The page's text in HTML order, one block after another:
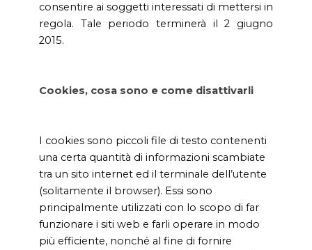
consentire ai soggetti interessati di mettersi in
regola. Tale periodo terminerà il 2 giugno
2015.
Cookies, cosa sono e come disattivarli
I cookies sono piccoli file di testo contenenti
una certa quantità di informazioni scambiate
tra un sito internet ed il terminale dell’utente
(solitamente il browser). Essi sono
principalmente utilizzati con lo scopo di far
funzionare i siti web e farli operare in modo
più efficiente, nonché al fine di fornire